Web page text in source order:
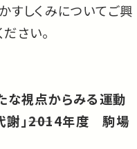
すしくみについてご興
さい。
な視点からみる運動
謝」――2014年度 駒場